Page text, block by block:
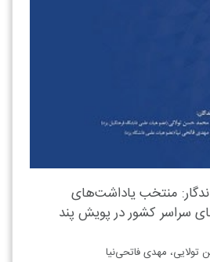
منتخب یاداشت‌های
سراسر کشور در پویش پند
مهدی فاتحی‌نیا